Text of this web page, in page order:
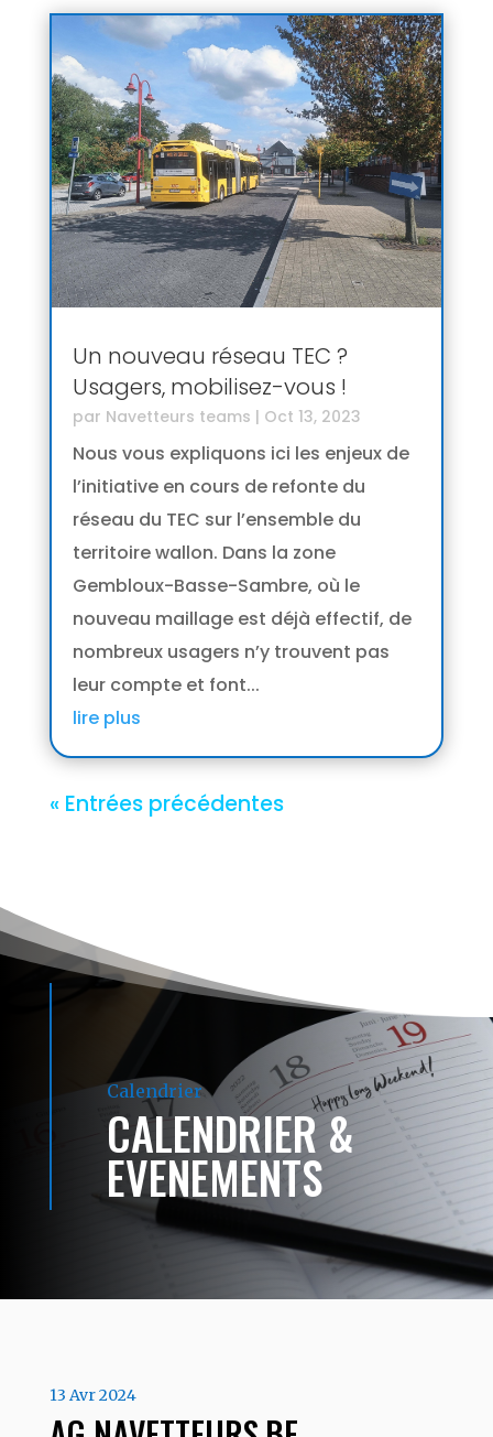
Un nouveau réseau TEC ?
Usagers, mobilisez-vous !
par Navetteurs teams | Oct 13, 2023
Nous vous expliquons ici les enjeux de
l’initiative en cours de refonte du
réseau du TEC sur l’ensemble du
territoire wallon. Dans la zone
Gembloux-Basse-Sambre, où le
nouveau maillage est déjà effectif, de
nombreux usagers n’y trouvent pas
leur compte et font...
lire plus
« Entrées précédentes
Calendrier
CALENDRIER &
EVENEMENTS
13 Avr 2024